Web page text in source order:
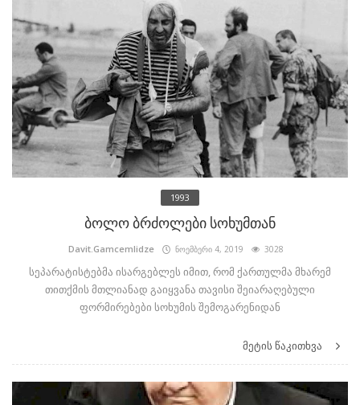
1993
ბოლო ბრძოლები სოხუმთან
Davit.Gamcemlidze ნოემბერი 4, 2019 3028
სეპარატისტებმა ისარგებლეს იმით, რომ ქართულმა მხარემ
თითქმის მთლიანად გაიყვანა თავისი შეიარაღებული
ფორმირებები სოხუმის შემოგარენიდან
მეტის წაკითხვა